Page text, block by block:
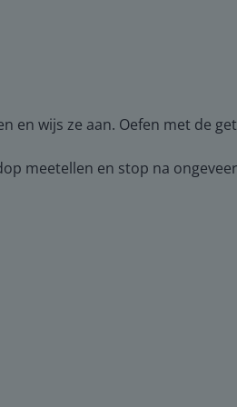
en wijs ze aan. Oefen met de
meetellen en stop na